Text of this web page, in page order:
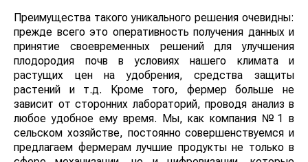
Преимущества такого уникального решения очевидны:
прежде всего это оперативность получения данных и
принятие своевременных решений для улучшения
плодородия почв в условиях нашего климата и
растущих цен на удобрения, средства защиты
растений и т.д. Кроме того, фермер больше не
зависит от сторонних лабораторий, проводя анализ в
любое удобное ему время. Мы, как компания №1 в
сельском хозяйстве, постоянно совершенствуемся и
предлагаем фермерам лучшие продукты не только в